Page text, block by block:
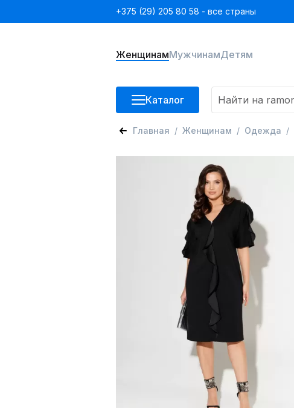
+375 (29) 205 80 58 - все страны
ЖенщинамМужчинамДетям
Каталог
Главная Женщинам Одежда